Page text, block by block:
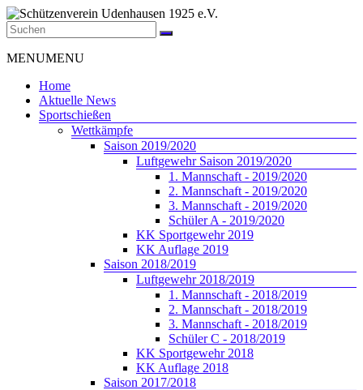
Zum
Inhalt
springen
Schützenverein
Udenhausen
e.V.
Schützenverein
Menü
MENUMENU
Home
Aktuelle News
Sportschießen
Wettkämpfe
Saison 2019/2020
Luftgewehr Saison 2019/2020
1. Mannschaft - 2019/2020
2. Mannschaft - 2019/2020
3. Mannschaft - 2019/2020
Schüler A - 2019/2020
KK Sportgewehr 2019
KK Auflage 2019
Saison 2018/2019
Luftgewehr 2018/2019
1. Mannschaft - 2018/2019
2. Mannschaft - 2018/2019
3. Mannschaft - 2018/2019
Schüler C - 2018/2019
KK Sportgewehr 2018
KK Auflage 2018
Saison 2017/2018